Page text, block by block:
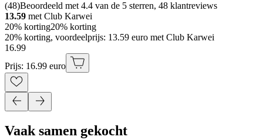
(48)Beoordeeld met 4.4 van de 5 sterren, 48 klantreviews
13.59 met Club Karwei
20% korting20% korting
20% korting, voordeelprijs: 13.59 euro met Club Karwei
16.99
Prijs: 16.99 euro
Vaak samen gekocht